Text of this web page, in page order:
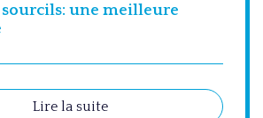
sourcils: une meilleure
Lire la suite